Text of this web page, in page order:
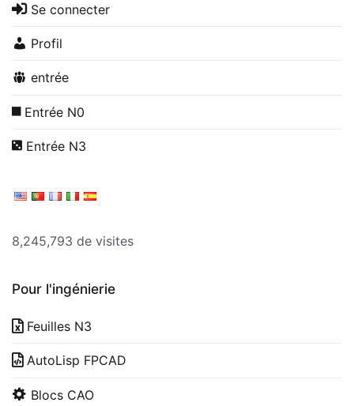
Se connecter
Profil
entrée
Entrée N0
Entrée N3
8,245,793 de visites
Pour l'ingénierie
Feuilles N3
AutoLisp FPCAD
Blocs CAO